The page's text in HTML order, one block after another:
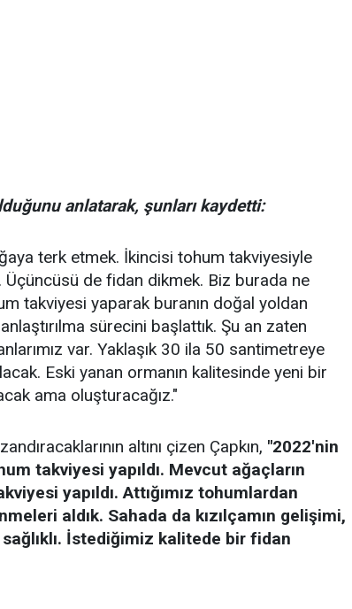
anlatarak, şunları kaydetti:
terk etmek. İkincisi tohum takviyesiyle
Üçüncüsü de fidan dikmek. Biz burada ne
takviyesi yaparak buranın doğal yoldan
sürecini başlattık. Şu an zaten
var. Yaklaşık 30 ila 50 santimetreye
Eski yanan ormanın kalitesinde yeni bir
ama oluşturacağız."
altını çizen Çapkın, "2022'nin
takviyesi yapıldı. Mevcut ağaçların
yapıldı. Attığımız tohumlardan
aldık. Sahada da kızılçamın gelişimi,
İstediğimiz kalitede bir fidan